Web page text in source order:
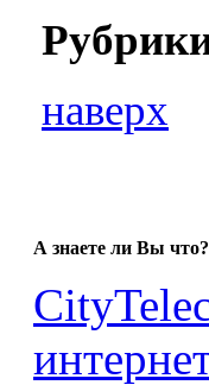
наверх
А знаете ли Вы что?